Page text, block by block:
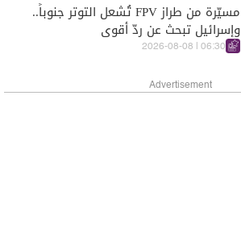
مسيّرة من طراز FPV تُشعل التوتر جنوباً..
وإسرائيل تبحث عن ردّ أقوى
06:30 | 2026-08-08
Advertisement